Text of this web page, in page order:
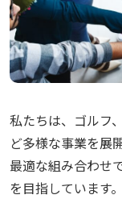
私たちは、ゴルフ
ど多様な事業を展
最適な組み合わせ
を目指しています